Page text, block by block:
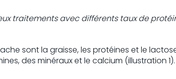
traitements avec différents taux de
sont la graisse, les protéines et le
des minéraux et le calcium (illustration 1).